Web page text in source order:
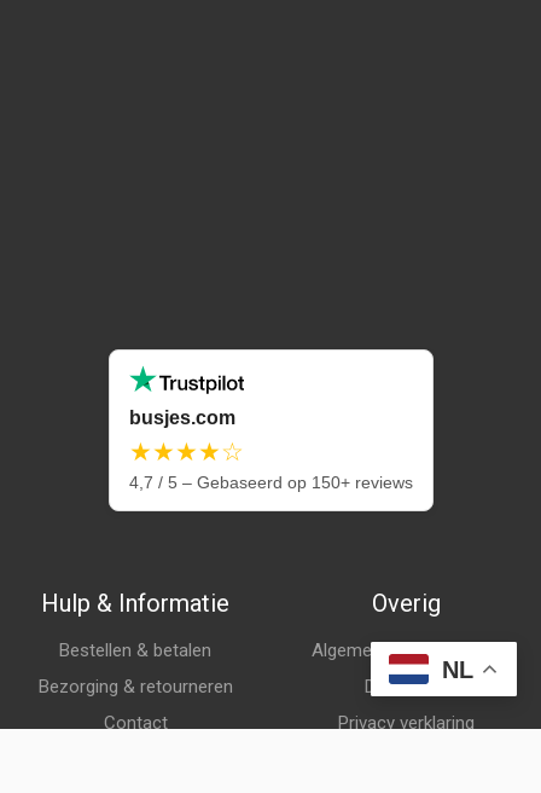
busjes.com
★★★★☆
4,7 / 5 – Gebaseerd op 150+ reviews
Hulp & Informatie
Bestellen & betalen
Bezorging & retourneren
Contact
Overig
Algemene voorwaarden
Disclaimer
Privacy verklaring
NL